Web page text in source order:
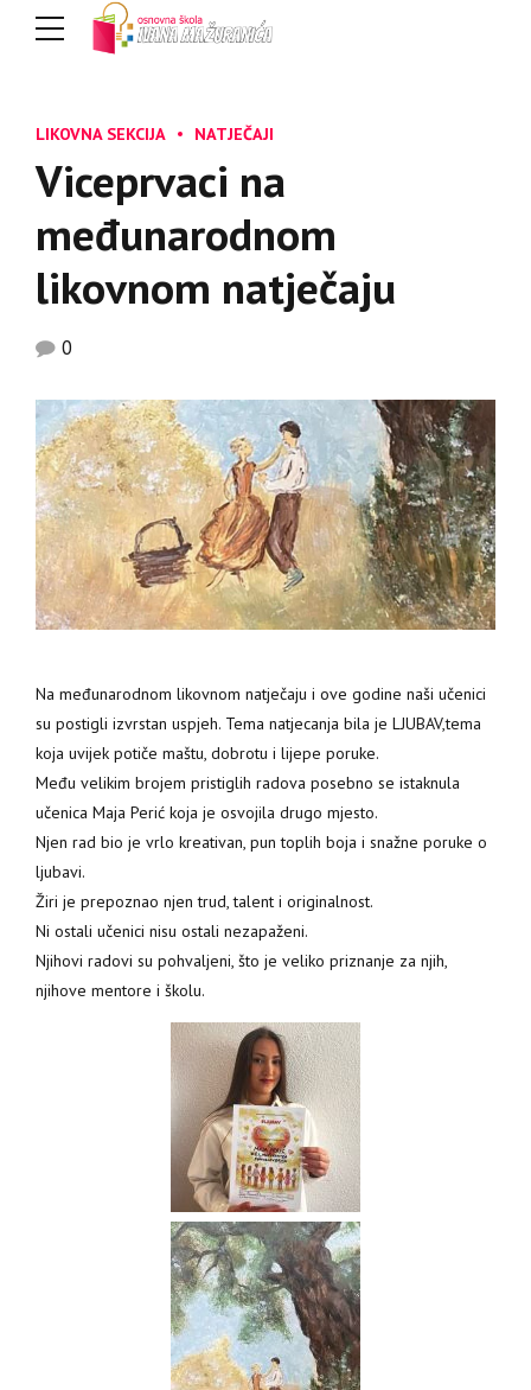
LIKOVNA SEKCIJA NATJEČAJI
Viceprvaci na
međunarodnom
likovnom natječaju
0
Na međunarodnom likovnom natječaju i ove godine naši učenici
su postigli izvrstan uspjeh. Tema natjecanja bila je LJUBAV,tema
koja uvijek potiče maštu, dobrotu i lijepe poruke.
Među velikim brojem pristiglih radova posebno se istaknula
učenica Maja Perić koja je osvojila drugo mjesto.
Njen rad bio je vrlo kreativan, pun toplih boja i snažne poruke o
ljubavi.
Žiri je prepoznao njen trud, talent i originalnost.
Ni ostali učenici nisu ostali nezapaženi.
Njihovi radovi su pohvaljeni, što je veliko priznanje za njih,
njihove mentore i školu.